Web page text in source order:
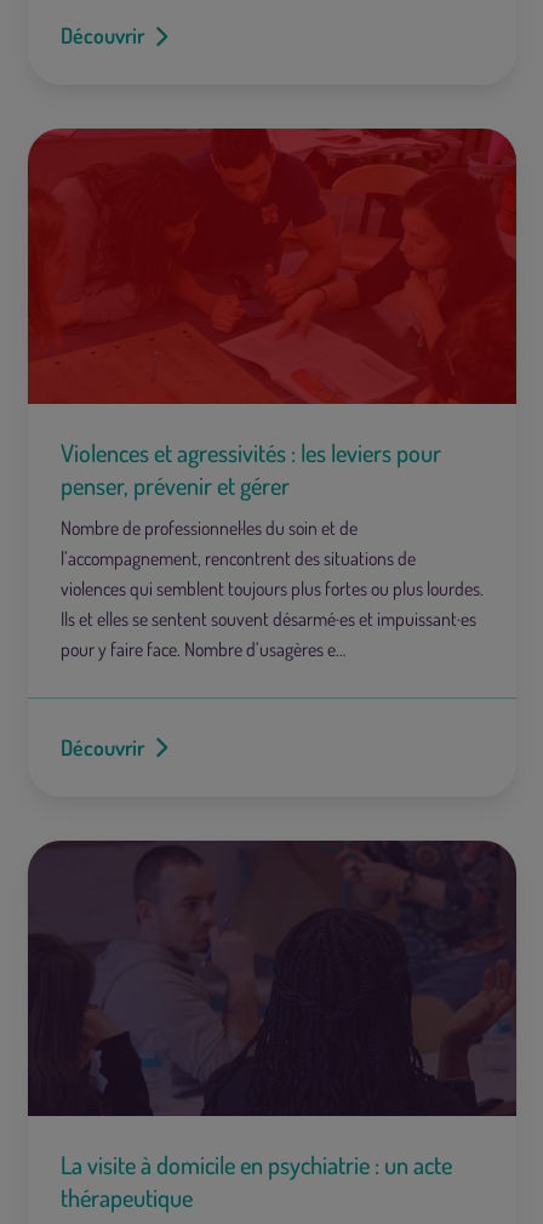
Découvrir
Violences et agressivités : les leviers pour
penser, prévenir et gérer
Nombre de professionnel·les du soin et de
l’accompagnement, rencontrent des situations de
violences qui semblent toujours plus fortes ou plus lourdes.
Ils et elles se sentent souvent désarmé·es et impuissant·es
pour y faire face. Nombre d’usagères e…
Découvrir
La visite à domicile en psychiatrie : un acte
thérapeutique